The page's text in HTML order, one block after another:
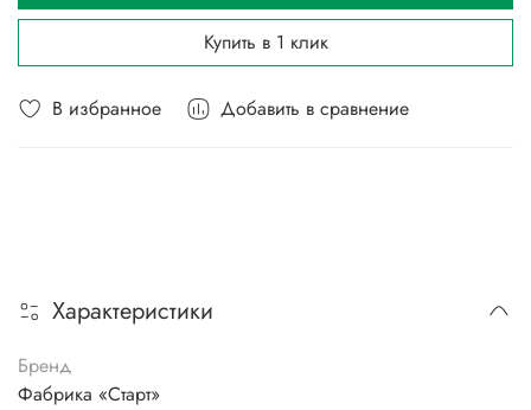
В избранное Добавить в сравнение
Купить в 1 клик
Характеристики
Бренд
Фабрика «Старт»